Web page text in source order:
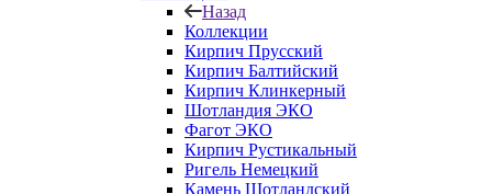
Назад
Коллекции
Кирпич Прусский
Кирпич Балтийский
Кирпич Клинкерный
Шотландия ЭКО
Фагот ЭКО
Кирпич Рустикальный
Ригель Немецкий
Камень Шотландский